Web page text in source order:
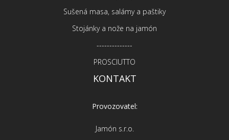
Sušená masa, salámy a paštiky
Stojánky a nože na jamón
--------------
PROSCIUTTO
KONTAKT
Provozovatel:
Jamón s.r.o.